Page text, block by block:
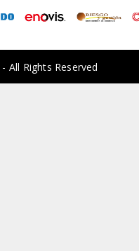
- All Rights Reserved